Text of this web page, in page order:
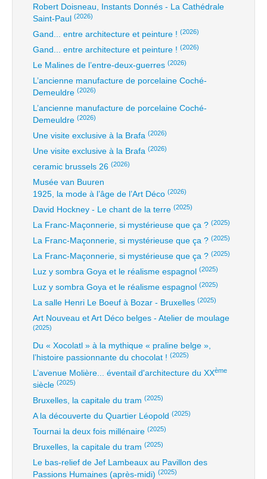
Robert Doisneau, Instants Donnés - La Cathédrale
Saint-Paul (2026)
Gand... entre architecture et peinture ! (2026)
Gand... entre architecture et peinture ! (2026)
Le Malines de l’entre-deux-guerres (2026)
L’ancienne manufacture de porcelaine Coché-
Demeuldre (2026)
L’ancienne manufacture de porcelaine Coché-
Demeuldre (2026)
Une visite exclusive à la Brafa (2026)
Une visite exclusive à la Brafa (2026)
ceramic brussels 26 (2026)
Musée van Buuren
1925, la mode à l’âge de l’Art Déco (2026)
David Hockney - Le chant de la terre (2025)
La Franc-Maçonnerie, si mystérieuse que ça ? (2025)
La Franc-Maçonnerie, si mystérieuse que ça ? (2025)
La Franc-Maçonnerie, si mystérieuse que ça ? (2025)
Luz y sombra Goya et le réalisme espagnol (2025)
Luz y sombra Goya et le réalisme espagnol (2025)
La salle Henri Le Boeuf à Bozar - Bruxelles (2025)
Art Nouveau et Art Déco belges - Atelier de moulage
(2025)
Du « Xocolatl » à la mythique « praline belge »,
l’histoire passionnante du chocolat ! (2025)
L’avenue Molière... éventail d'architecture du XXème
siècle (2025)
Bruxelles, la capitale du tram (2025)
A la découverte du Quartier Léopold (2025)
Tournai la deux fois millénaire (2025)
Bruxelles, la capitale du tram (2025)
Le bas-relief de Jef Lambeaux au Pavillon des
Passions Humaines (après-midi) (2025)